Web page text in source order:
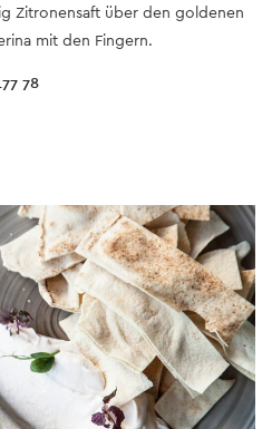
Zitronensaft über den goldenen
mit den Fingern.
78